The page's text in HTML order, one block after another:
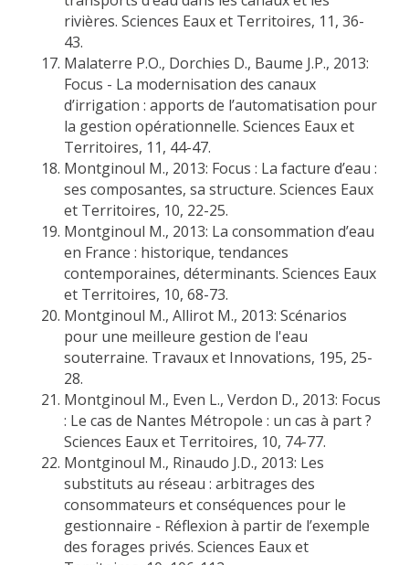
rivières. Sciences Eaux et Territoires, 11, 36-
43.
Malaterre P.O., Dorchies D., Baume J.P., 2013:
Focus - La modernisation des canaux
d’irrigation : apports de l’automatisation pour
la gestion opérationnelle. Sciences Eaux et
Territoires, 11, 44-47.
Montginoul M., 2013: Focus : La facture d’eau :
ses composantes, sa structure. Sciences Eaux
et Territoires, 10, 22-25.
Montginoul M., 2013: La consommation d’eau
en France : historique, tendances
contemporaines, déterminants. Sciences Eaux
et Territoires, 10, 68-73.
Montginoul M., Allirot M., 2013: Scénarios
pour une meilleure gestion de l'eau
souterraine. Travaux et Innovations, 195, 25-
28.
Montginoul M., Even L., Verdon D., 2013: Focus
: Le cas de Nantes Métropole : un cas à part ?
Sciences Eaux et Territoires, 10, 74-77.
Montginoul M., Rinaudo J.D., 2013: Les
substituts au réseau : arbitrages des
consommateurs et conséquences pour le
gestionnaire - Réflexion à partir de l’exemple
des forages privés. Sciences Eaux et